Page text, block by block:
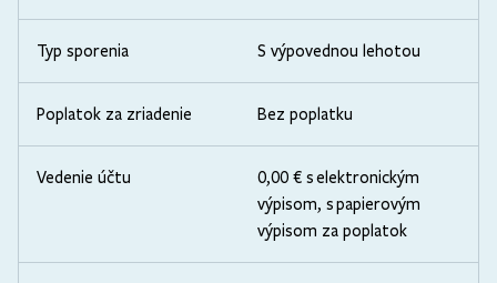
Typ sporenia S výpovednou lehotou
Poplatok za zriadenie Bez poplatku
Vedenie účtu
0,00 € s elektronickým
výpisom, s papierovým
výpisom za poplatok